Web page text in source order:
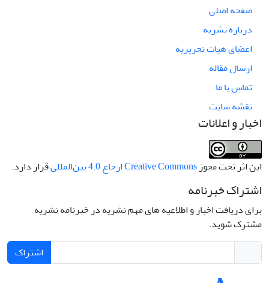
صفحه اصلی
درباره نشریه
اعضای هیات تحریریه
ارسال مقاله
تماس با ما
نقشه سایت
اخبار و اعلانات
این اثر تحت مجوزCreative Commons ارجاع 4.0 بین‌المللی قرار دارد.
اشتراک خبرنامه
برای دریافت اخبار و اطلاعیه های مهم نشریه در خبرنامه نشریه
مشترک شوید.
اشتراک